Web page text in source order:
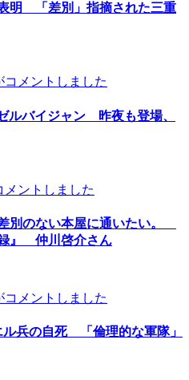
明 「差別」指摘された三重
コメントしました
ルバイジャン 昨夜も登場、
メントしました
別のない本屋に通いたい。
』 仲川啓介さん
メントしました
兵の自死 「倫理的な軍隊」